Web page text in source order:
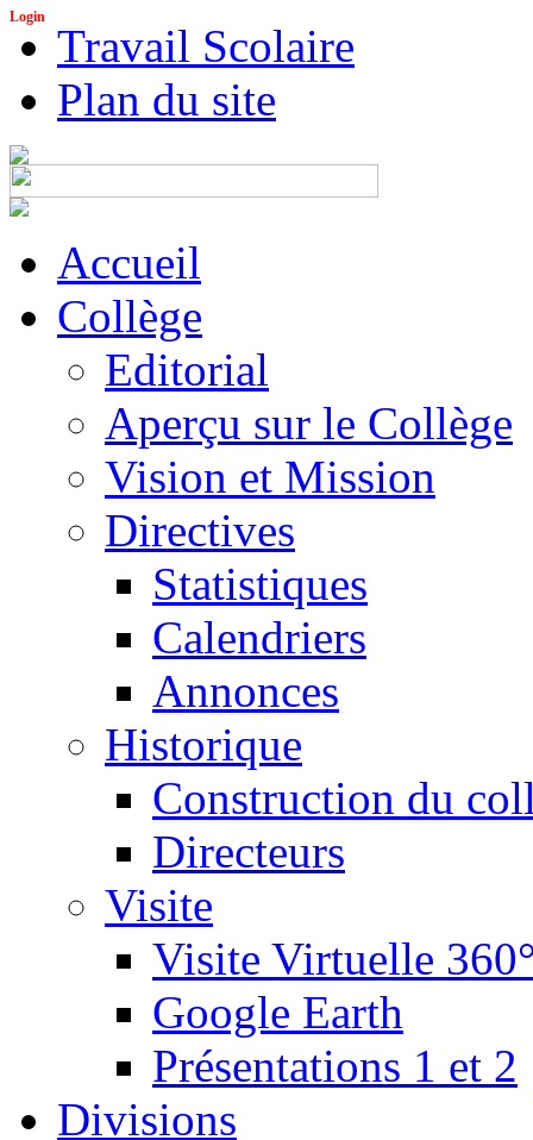
Login
Travail Scolaire
Plan du site
Accueil
Collège
Editorial
Aperçu sur le Collège
Vision et Mission
Directives
Statistiques
Calendriers
Annonces
Historique
Construction du
Directeurs
Visite
Visite Virtuelle
Google Earth
Présentations 1 et 2
Divisions